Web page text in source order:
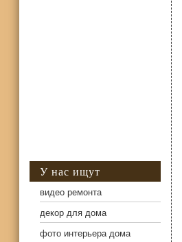
У нас ищут
видео ремонта
декор для дома
фото интерьера дома